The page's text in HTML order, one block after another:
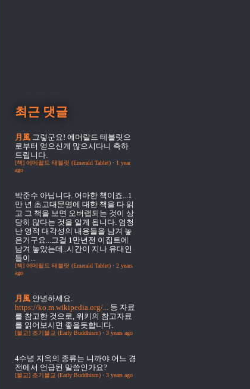
최근 댓글
月風 그렇군요! 에머랄드 테블릿으
로부터 얻으신게 많으시다니 축하
드립니다.
[책] 에메랄드 태블릿 (Emerald Tablet) · 1 year
ago
박준수 아닙니다. 어마한 책이죠...1
만 년 초고대문명에 대한 책을 다 읽
고 그 책을 보면 오버랩되는 것이 상
당히 많다는 것을 알게 됩니다. 엄청
난 영적 대각성의 내용들을 남겨 놓
은거구요...그걸 1만년전 이집트에
남겨 놓았는데..시간이 지나 유대인
들이...
[책] 에메랄드 태블릿 (Emerald Tablet) · 2 years
ago
月風 안녕하세요.
https://ko.m.wikipedia.org/... 등 자료
를 참고한 것으로, 위키의 참고자료
를 읽어보시면 좋을듯합니다.
[불교] 초기불교 (Early Buddhism) · 3 years ago
4수념 지옥의 종류는 니까야 어느 경
전에서 언급된 말씀인가요?
[불교] 초기불교 (Early Buddhism) · 3 years ago